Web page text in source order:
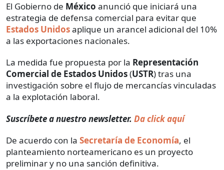
El Gobierno de México anunció que iniciará una
estrategia de defensa comercial para evitar que
Estados Unidosaplique un arancel adicional del 10%
a las exportaciones nacionales.
La medida fue propuesta por la Representación
Comercial de Estados Unidos(USTR) tras una
investigación sobre el flujo de mercancías vinculadas
a la explotación laboral.
Suscríbete a nuestro newsletter. Da click aquí
De acuerdo con la Secretaría de Economía, el
planteamiento norteamericano es un proyecto
preliminar y no una sanción definitiva.